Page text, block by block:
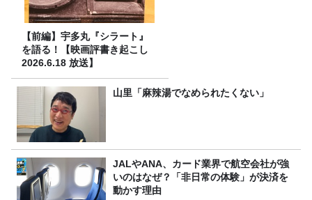
【前編】宇多丸『シラート』
を語る！【映画評書き起こし
2026.6.18 放送】
山里「麻辣湯でなめられたくない」
JALやANA、カード業界で航空会社が強
いのはなぜ？「非日常の体験」が決済を
動かす理由